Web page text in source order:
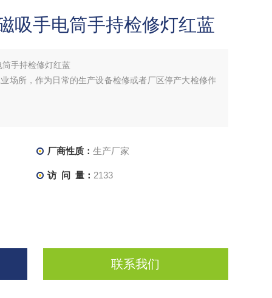
吸手电筒手持检修灯红蓝
手持检修灯红蓝
场所，作为日常的生产设备检修或者厂区停产大检修作
厂商性质： 生产厂家
访 问 量： 2133
联系我们